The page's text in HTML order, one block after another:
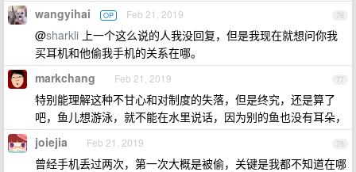
76
wangyihai OP Feb 21, 2019
@sharkli 上一个这么说的人我没回复，但是我现在就想问你我
买耳机和他偷我手机的关系在哪。
77
markchang Feb 21, 2019
特别能理解这种不甘心和对制度的失落，但是终究，还是算了
吧，鱼儿想游泳，就不能在水里说话，因为别的鱼也没有耳朵，
78
joiejia Feb 21, 2019
曾经手机丢过两次，第一次大概是被偷，关键是我都不知道在哪